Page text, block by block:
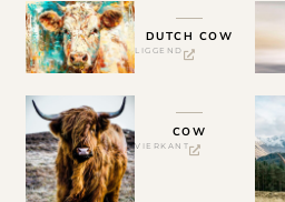
DUTCH COW
LIGGEND
COW
VIERKANT